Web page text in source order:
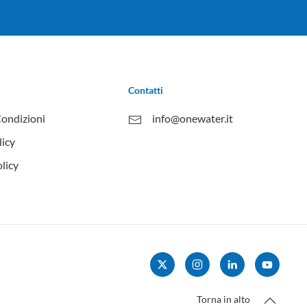
Contatti
info@onewater.it
Torna in alto